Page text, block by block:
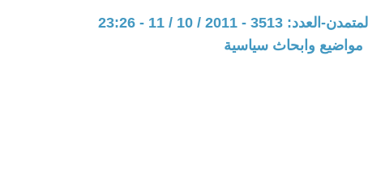
3513 - 2011 / 10 / 11 - 23:26
مواضيع وابحاث سياسية